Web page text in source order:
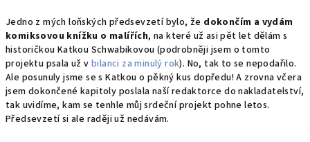
Jedno z mých loňských předsevzetí bylo, že dokončím a vydám
komiksovou knížku o malířích, na které už asi pět let dělám s
historičkou Katkou Schwabikovou (podrobněji jsem o tomto
projektu psala už vbilanci za minulý rok). No, tak to se nepodařilo.
Ale posunuly jsme se s Katkou o pěkný kus dopředu! A zrovna včera
jsem dokončené kapitoly poslala naší redaktorce do nakladatelství,
tak uvidíme, kam se tenhle můj srdeční projekt pohne letos.
Předsevzetí si ale raději už nedávám.